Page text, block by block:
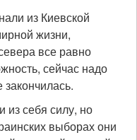
из Киевской
жизни,
все равно
сейчас надо
из себя силу, но
выборах они